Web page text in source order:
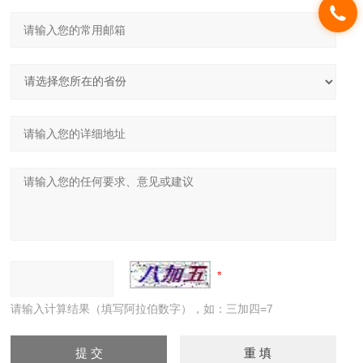
请输入计算结果（填写阿拉伯数字），如：三加四=7